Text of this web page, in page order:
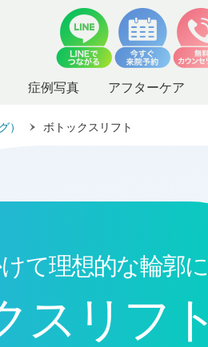
症例写真 アフターケア
） ボトックスリフト
て理想的な輪郭に
スリフト